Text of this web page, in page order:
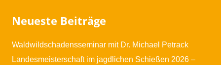
Neueste Beiträge
Waldwildschadensseminar mit Dr. Michael Petrack
Landesmeisterschaft im jagdlichen Schießen 2026 –